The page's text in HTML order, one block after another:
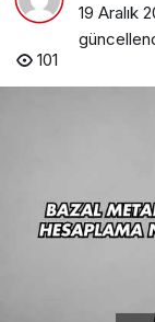
19 Aralık
101